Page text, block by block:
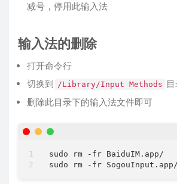
减号，停用此输入法
输入法的删除
打开命令行
切换到 /Library/Input Methods
删除此目录下的输入法文件即可
sudo rm -fr BaiduIM.app/